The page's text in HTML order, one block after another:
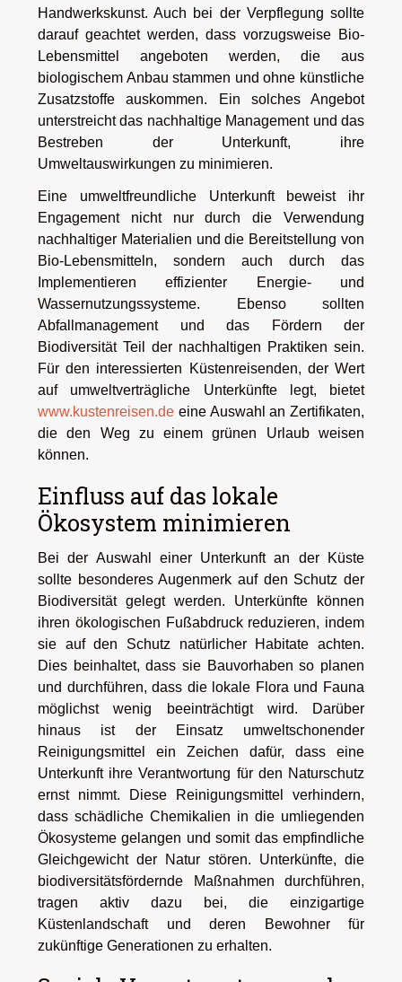
Handwerkskunst. Auch bei der Verpflegung sollte
darauf geachtet werden, dass vorzugsweise Bio-
Lebensmittel angeboten werden, die aus
biologischem Anbau stammen und ohne künstliche
Zusatzstoffe auskommen. Ein solches Angebot
unterstreicht das nachhaltige Management und das
Bestreben der Unterkunft, ihre
Umweltauswirkungen zu minimieren.
Eine umweltfreundliche Unterkunft beweist ihr
Engagement nicht nur durch die Verwendung
nachhaltiger Materialien und die Bereitstellung von
Bio-Lebensmitteln, sondern auch durch das
Implementieren effizienter Energie- und
Wassernutzungssysteme. Ebenso sollten
Abfallmanagement und das Fördern der
Biodiversität Teil der nachhaltigen Praktiken sein.
Für den interessierten Küstenreisenden, der Wert
auf umweltverträgliche Unterkünfte legt, bietet
www.kustenreisen.de eine Auswahl an Zertifikaten,
die den Weg zu einem grünen Urlaub weisen
können.
Einfluss auf das lokale
Ökosystem minimieren
Bei der Auswahl einer Unterkunft an der Küste
sollte besonderes Augenmerk auf den Schutz der
Biodiversität gelegt werden. Unterkünfte können
ihren ökologischen Fußabdruck reduzieren, indem
sie auf den Schutz natürlicher Habitate achten.
Dies beinhaltet, dass sie Bauvorhaben so planen
und durchführen, dass die lokale Flora und Fauna
möglichst wenig beeinträchtigt wird. Darüber
hinaus ist der Einsatz umweltschonender
Reinigungsmittel ein Zeichen dafür, dass eine
Unterkunft ihre Verantwortung für den Naturschutz
ernst nimmt. Diese Reinigungsmittel verhindern,
dass schädliche Chemikalien in die umliegenden
Ökosysteme gelangen und somit das empfindliche
Gleichgewicht der Natur stören. Unterkünfte, die
biodiversitätsfördernde Maßnahmen durchführen,
tragen aktiv dazu bei, die einzigartige
Küstenlandschaft und deren Bewohner für
zukünftige Generationen zu erhalten.